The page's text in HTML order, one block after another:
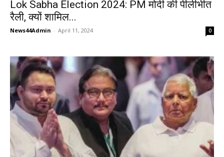
Lok Sabha Election 2024: PM मोदी की पीलीभीत
रैली, क्यों शामिल...
News44Admin - April 11, 2024 0